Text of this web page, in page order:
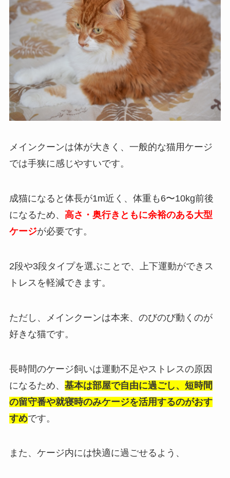
メインクーンは体が大きく、一般的な猫用ケージ
では手狭に感じやすいです。
成猫になると体長が1m近く、体重も6〜10kg前後
になるため、 高さ・奥行きともに余裕のある大型
ケージが必要です。
2段や3段タイプを選ぶことで、上下運動ができス
トレスを軽減できます。
ただし、メインクーンは本来、のびのび動くのが
好きな猫です。
長時間のケージ飼いは運動不足やストレスの原因
になるため、 基本は部屋で自由に過ごし、短時間
の留守番や就寝時のみケージを活用するのがおす
すめです。
また、ケージ内には快適に過ごせるよう、